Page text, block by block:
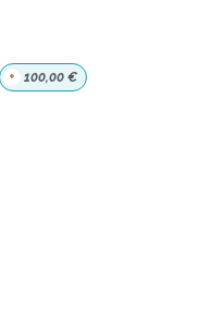
+ 100,00€